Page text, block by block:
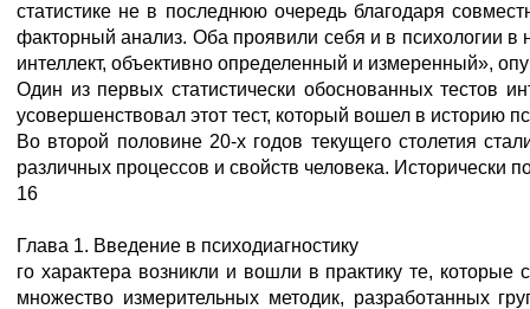
статистике не в последнюю очередь благодаря
факторный анализ. Оба проявили себя и в психологии
интеллект, объективно определенный и измеренный»,
Один из первых статистически обоснованных тестов
усовершенствовал этот тест, который вошел в историю
Во второй половине 20-х годов текущего столетия
различных процессов и свойств человека. Исторически
16
Глава 1. Введение в психодиагностику
го характера возникли и вошли в практику те,
множество измерительных методик, разработанных